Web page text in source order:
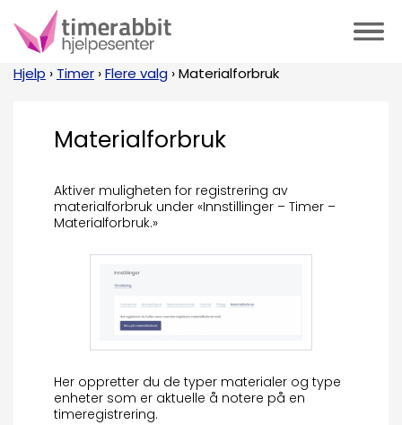
Hjelp › Timer ›Flere valg ›Materialforbruk
Materialforbruk
Aktiver muligheten for registrering av
materialforbruk under «Innstillinger – Timer –
Materialforbruk.»
Her oppretter du de typer materialer og type
enheter som er aktuelle å notere på en
timeregistrering.